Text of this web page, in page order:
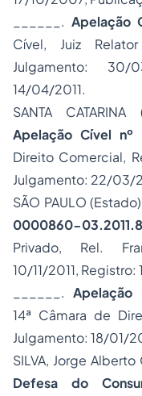
______.Apelação
Cível, Juiz
Julgamento: 30/
14/04/2011.
SANTA
Apelação Cível nº
Direito Comercial,
Julgamento: 22/03/
SÃO PAULO
0000860-
Privado, Rel.
10/11/2011, Registro:
______.Apelação
14ª Câmara de
Julgamento: 18/01/
SILVA, Jorge
Defesa do